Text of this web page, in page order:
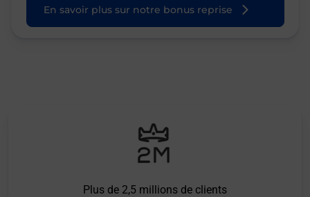
En savoir plus sur notre bonus reprise
Plus de 2,5 millions de clients